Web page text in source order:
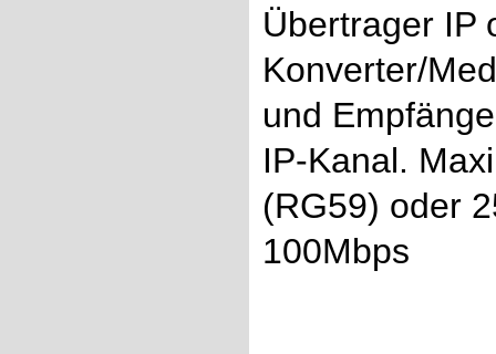
Übertrager IP
Konverter/
und
IP-Kanal.
(RG59) oder
100Mbps